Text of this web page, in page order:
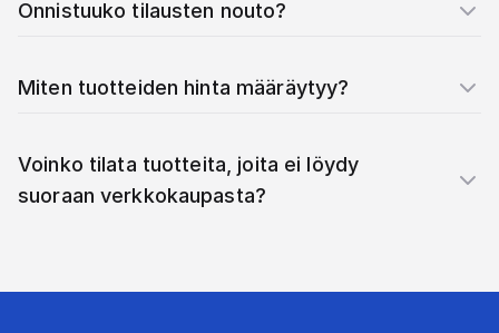
Onnistuuko tilausten nouto?
Miten tuotteiden hinta määräytyy?
Voinko tilata tuotteita, joita ei löydy
suoraan verkkokaupasta?